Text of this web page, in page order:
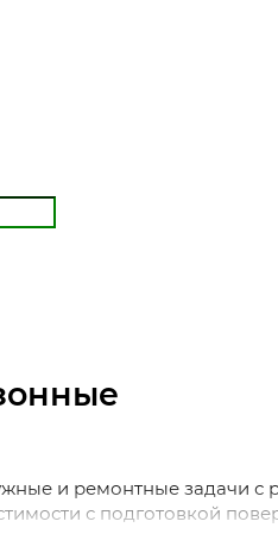
и ремонтные задачи
с подготовкой